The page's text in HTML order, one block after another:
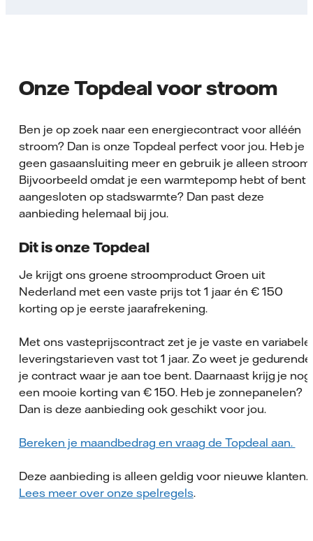
Onze Topdeal voor stroom
Ben je op zoek naar een energiecontract voor alléén
stroom? Dan is onze Topdeal perfect voor jou. Heb je
geen gasaansluiting meer en gebruik je alleen
Bijvoorbeeld omdat je een warmtepomp hebt of bent
aangesloten op stadswarmte? Dan past deze
aanbieding helemaal bij jou.
Dit is onze Topdeal
Je krijgt ons groene stroomproduct Groen uit
Nederland met een vaste prijs tot 1 jaar én € 150
korting op je eerste jaarafrekening.
Met ons vasteprijscontract zet je je vaste en variabele
leveringstarieven vast tot 1 jaar. Zo weet je gedurende
je contract waar je aan toe bent. Daarnaast krijg je nog
een mooie korting van € 150. Heb je zonnepanelen?
Dan is deze aanbieding ook geschikt voor jou.
Bereken je maandbedrag en vraag de Topdeal aan.
Deze aanbieding is alleen geldig voor nieuwe klanten.
Lees meer over onze spelregels.